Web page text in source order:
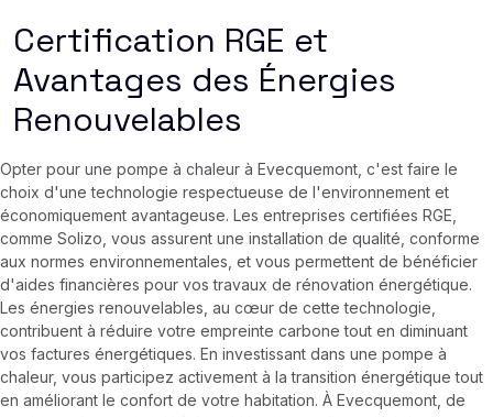
Certification RGE et
Avantages des Énergies
Renouvelables
Opter pour une pompe à chaleur à Evecquemont, c'est faire le
choix d'une technologie respectueuse de l'environnement et
économiquement avantageuse. Les entreprises certifiées RGE,
comme Solizo, vous assurent une installation de qualité, conforme
aux normes environnementales, et vous permettent de bénéficier
d'aides financières pour vos travaux de rénovation énergétique.
Les énergies renouvelables, au cœur de cette technologie,
contribuent à réduire votre empreinte carbone tout en diminuant
vos factures énergétiques. En investissant dans une pompe à
chaleur, vous participez activement à la transition énergétique tout
en améliorant le confort de votre habitation. À Evecquemont, de